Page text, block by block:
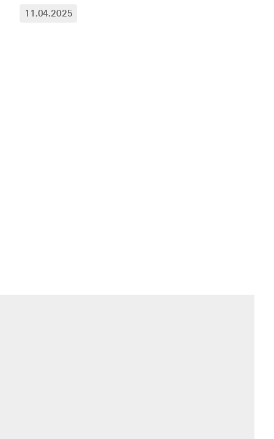
11.04.2025